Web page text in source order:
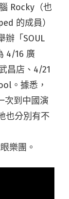
Rocky（也
的成員）
辦「SOUL
4/16 廣
昌店 、4/21
。據悉，
次到中國演
也分別有不
樂團。